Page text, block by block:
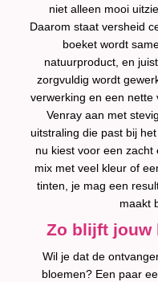
niet alleen mooi
Daarom staat versheid
boeket wordt
natuurproduct, en
zorgvuldig wordt
verwerking en een nette
Venray aan met
uitstraling die past bij
nu kiest voor een
mix met veel kleur of
tinten, je mag een
maakt
Zo blijft jouw
Wil je dat de
bloemen? Een paar